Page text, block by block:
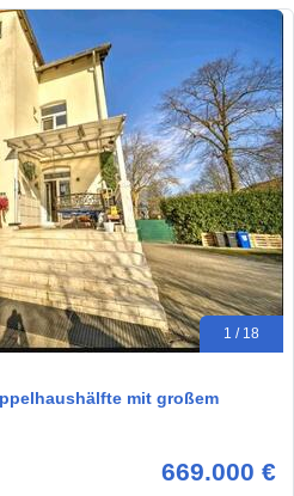
1 / 18
mit großem
669.000 €